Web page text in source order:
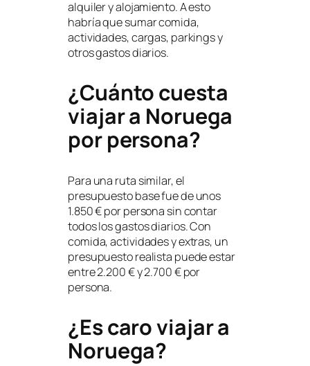
alquiler y alojamiento. A esto
habría que sumar comida,
actividades, cargas, parkings y
otros gastos diarios.
¿Cuánto cuesta
viajar a Noruega
por persona?
Para una ruta similar, el
presupuesto base fue de unos
1.850 € por persona sin contar
todos los gastos diarios. Con
comida, actividades y extras, un
presupuesto realista puede estar
entre 2.200 € y 2.700 € por
persona.
¿Es caro viajar a
Noruega?